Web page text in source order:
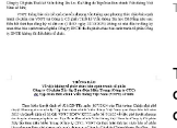
Thông